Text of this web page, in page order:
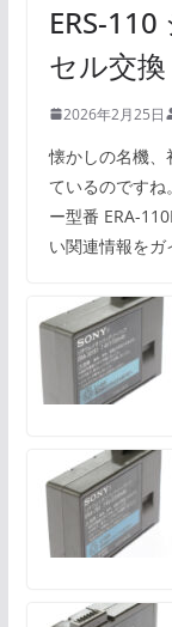
ERS-
セル交
2026年2月25日
懐かしの名機、
ているのです
ー型番 ERA-
い関連情報を